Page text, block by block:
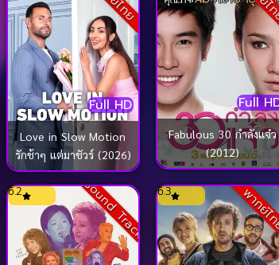
Full HD
Love in Slow Motion
รักช้าๆ แต่มาชัวร์ (2026)
Full
Fabulous 30 กำลังแจ๋ว
(2012)
Sound Track
6.2 พากย์
6.3